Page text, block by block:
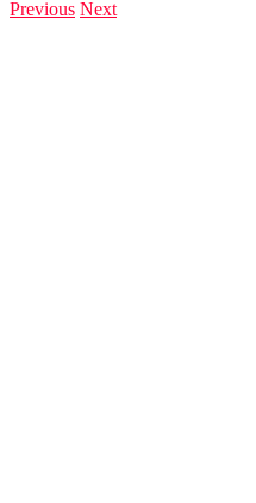
Previous Next